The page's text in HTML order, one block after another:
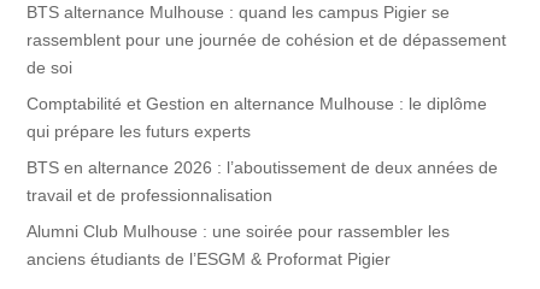
BTS alternance Mulhouse : quand les campus Pigier se
rassemblent pour une journée de cohésion et de dépassement
de soi
Comptabilité et Gestion en alternance Mulhouse : le diplôme
qui prépare les futurs experts
BTS en alternance 2026 : l’aboutissement de deux années de
travail et de professionnalisation
Alumni Club Mulhouse : une soirée pour rassembler les
anciens étudiants de l’ESGM & Proformat Pigier